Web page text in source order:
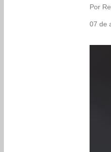
Por
07 de